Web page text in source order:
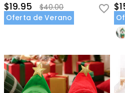
$19.95
$40.00
Oferta de Verano